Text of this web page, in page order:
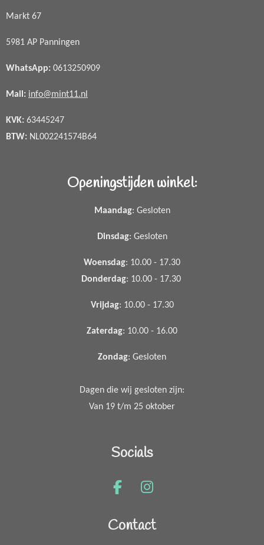
Markt 67
5981 AP Panningen
WhatsApp: 0613250909
Mail: info@mint11.nl
KVK: 63445247
BTW: NL002241574B64
Openingstijden winkel:
Maandag: Gesloten
Dinsdag: Gesloten
Woensdag: 10.00 - 17.30
Donderdag: 10.00 - 17.30
Vrijdag: 10.00 - 17.30
Zaterdag: 10.00 - 16.00
Zondag: Gesloten
Dagen die wij gesloten zijn:
Van 19 t/m 25 oktober
Socials
F
c
I
s
Contact